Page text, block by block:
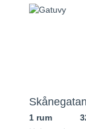
1 rum